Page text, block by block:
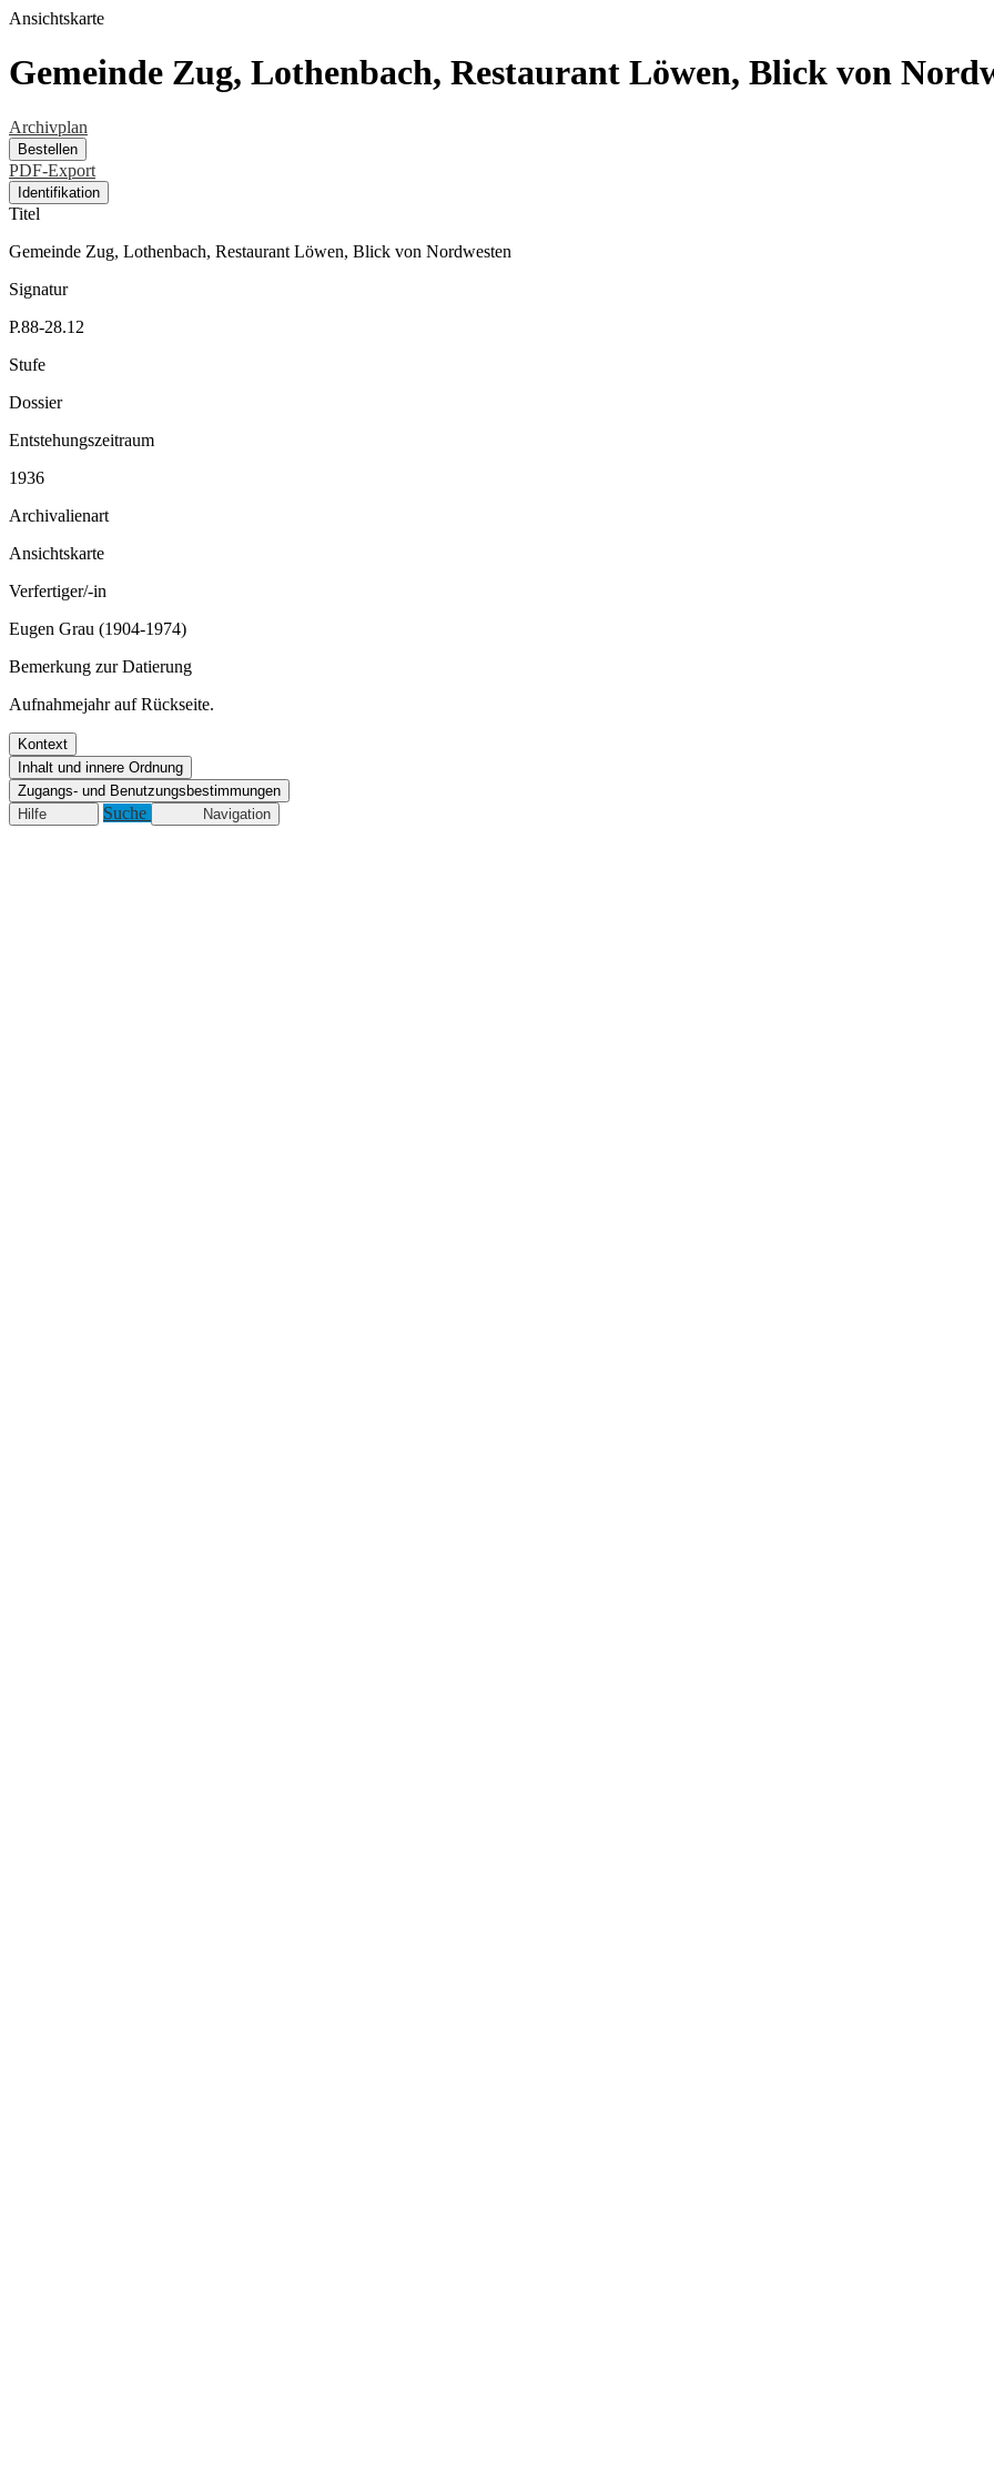
Ansichtskarte
Gemeinde Zug, Lothenbach, Restaurant Löwen, Blick von
Archivplan
Bestellen
PDF-Export
Identifikation
Titel
Gemeinde Zug, Lothenbach, Restaurant Löwen, Blick von Nordwesten
Signatur
P.88-28.12
Stufe
Dossier
Entstehungszeitraum
1936
Archivalienart
Ansichtskarte
Verfertiger/-in
Eugen Grau (1904-1974)
Bemerkung zur Datierung
Aufnahmejahr auf Rückseite.
Kontext
Inhalt und innere Ordnung
Zugangs- und Benutzungsbestimmungen
Hilfe
Suche Navigation